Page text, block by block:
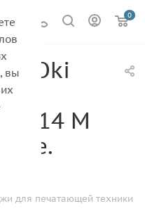
0
Oki
M
для печатающей техники
вы